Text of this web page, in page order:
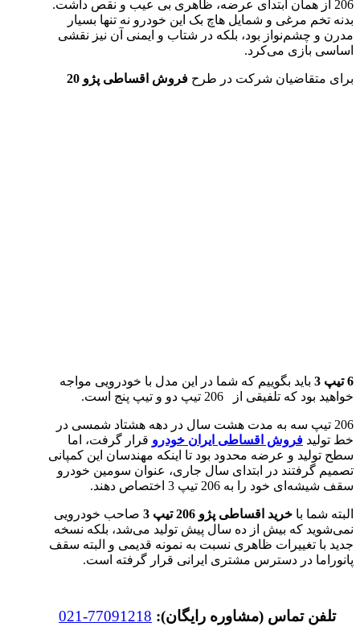
206 از همان ابتدای عرضه، ظاهری بی عیب و نقص داشت.
بدنه تخم مرغی و شمایل هاچ بک این خودرو نه تنها بسیار
مدرن و چشم‌نواز بود، بلکه در شتاب و ایمنی آن نیز نقشی
اساسی بازی می‌کرد.
برای متقاضیان شرکت در طرح فروش اقساطی پژو 20
6 تیپ 3
باید بگوییم که شما در این مدل با خودرویی مواجه
خواهید بود که تلفیقی از 206 تیپ دو و تیپ پنج است.
206 تیپ سه به مدت هشت سال در دهه هشتاد شمسی در
خط تولید فروش اقساطی ایران خودرو قرار گرفت، اما
سطح تولید و عرضه محدود بود تا اینکه مهندسان این کمپانی
تصمیم گرفتند در ابتدای سال جاری، عنوان سومین خودرو
سقف شیشه‌ای خود را به 206 تیپ 3 اختصاص دهند.
البته شما با خرید اقساطی پژو 206 تیپ 3
صاحب خودرویی
نمی‌شوید که بیش از ده سال پیش تولید می‌شد، بلکه نسخه
جدید با تغییرات ظاهری نسبت به نمونه قدیمی و البته سقف
پانوراما در دسترس مشتری ایرانی قرار گرفته است.
تلفن تماس (مشاوره رایگان): 77091218-021